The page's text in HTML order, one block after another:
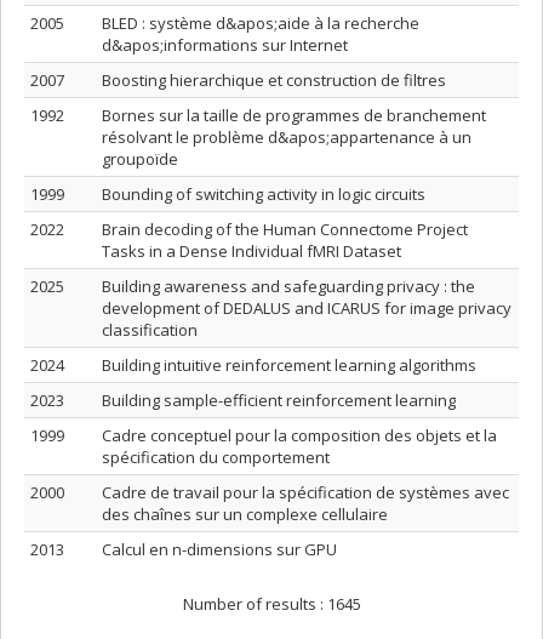
2005
BLED : système d&apos;aide à la recherche
d&apos;informations sur Internet
2007
Boosting hierarchique et construction de filtres
1992
Bornes sur la taille de programmes de branchement
résolvant le problème d&apos;appartenance à un
groupoïde
1999
Bounding of switching activity in logic circuits
2022
Brain decoding of the Human Connectome Project
Tasks in a Dense Individual fMRI Dataset
2025
Building awareness and safeguarding privacy : the
development of DEDALUS and ICARUS for image privacy
classification
2024
Building intuitive reinforcement learning algorithms
2023
Building sample-efficient reinforcement learning
1999
Cadre conceptuel pour la composition des objets et la
spécification du comportement
2000
Cadre de travail pour la spécification de systèmes avec
des chaînes sur un complexe cellulaire
2013
Calcul en n-dimensions sur GPU
Number of results : 1645